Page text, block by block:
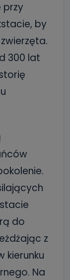
przy
by
300 lat
do
z
kierunku
Na